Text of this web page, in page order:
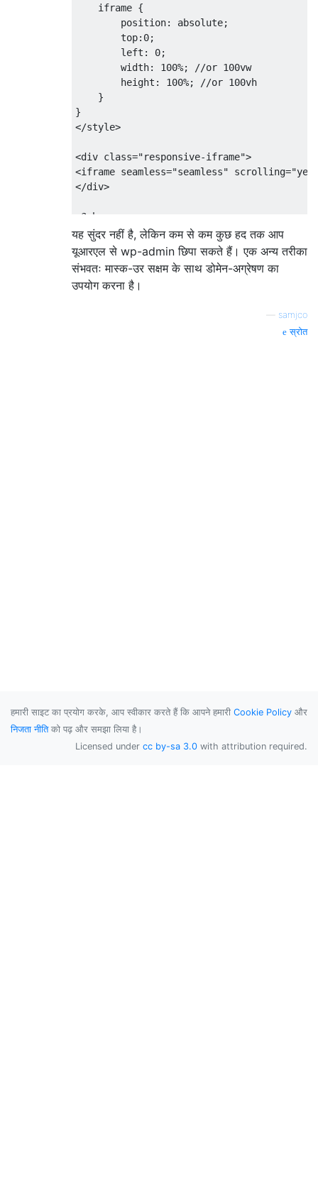
    iframe
{
position: absolute;
top: 0;
left : 0;
width: 100%; //or 100vw
height : 100%; //or 100vh
}
}
</style>
<div class="responsive-iframe">
<iframe seamless="seamless" scrolling=
</div>
<? php
endif;
यह सुंदर नहीं है, लेकिन कम से कम कुछ हद तक आप
यूआरएल से wp-admin छिपा सकते हैं। एक अन्य तरीका
संभवतः मास्क-उर सक्षम के साथ डोमेन-अग्रेषण का
उपयोग करना है।
samjco
स्रोत
हमारी साइट का प्रयोग करके, आप स्वीकार करते हैं कि आपने हमारी Cookie Policy और
निजता नीतिको पढ़ और समझा लिया है।
Licensed under cc by-sa 3.0 with attribution required.